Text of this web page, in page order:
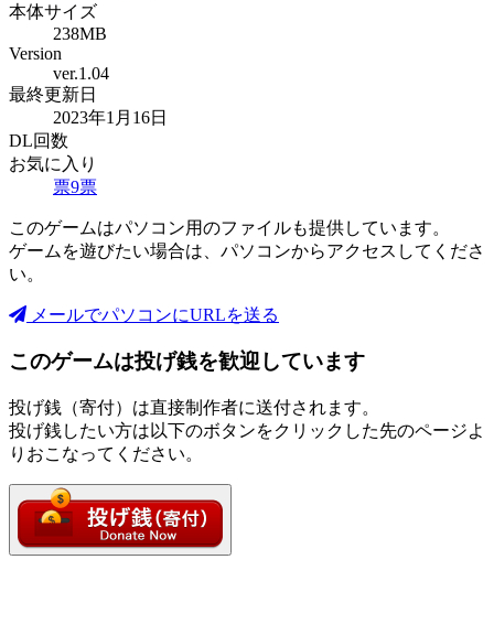
本体サイズ
238MB
Version
ver.1.04
最終更新日
2023年1月16日
DL回数
お気に入り
票9票
このゲームはパソコン用のファイルも提供しています。
ゲームを遊びたい場合は、パソコンからアクセスしてくださ
い。
メールでパソコンにURLを送る
このゲームは投げ銭を歓迎しています
投げ銭（寄付）は直接制作者に送付されます。
投げ銭したい方は以下のボタンをクリックした先のページよ
りおこなってください。